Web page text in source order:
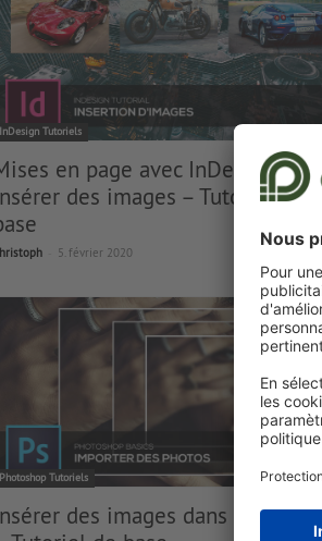
InDesign Tutoriels
en page avec InDesign :
des images – Tutoriel de
5. février 2020
Photoshop Tutoriels
des images dans